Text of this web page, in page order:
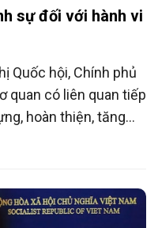
sự đối với hành vi
Quốc hội, Chính phủ
quan có liên quan tiếp
hoàn thiện, tăng
hành vi xâm hại trẻ